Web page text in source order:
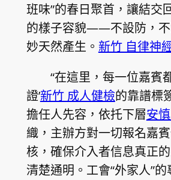
班味”的春日聚首，讓結交
的樣子容貌——不設防，
妙天然產生。 新竹 自律神
“在這里，每一位嘉賓
證’新竹 成人健檢的靠譜標
擔任人先容，依托下層安
織，主辦方對一切報名嘉
核，確保介入者信息真正
清楚通明。工會“外家人”